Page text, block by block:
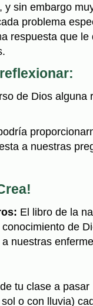
y sin embargo
problema
respuesta que
de Dios alguna
a nuestras
El libro de la
de
nuestras
tu clase a
o con lluvia)